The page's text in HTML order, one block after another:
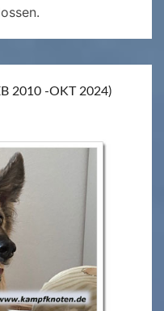
2010 -OKT 2024)